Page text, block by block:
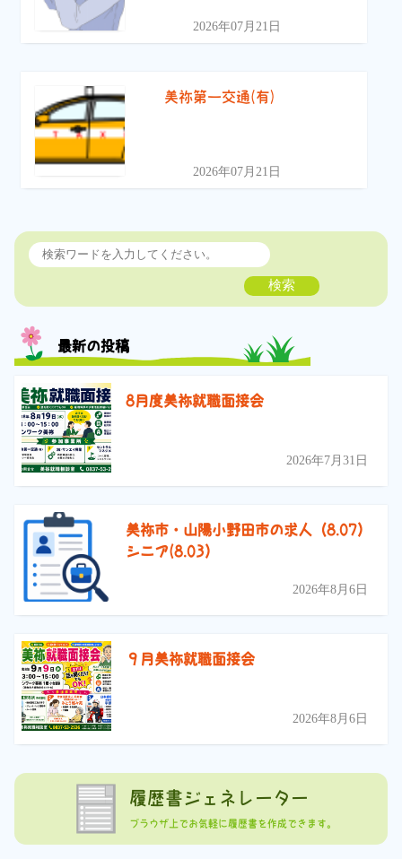
2026年07月21日
美祢第一交通(有)
2026年07月21日
検索
最新の投稿
8月度美祢就職面接会
2026年7月31日
美祢市・山陽小野田市の求人（8.07）
シニア(8.03）
2026年8月6日
９月美祢就職面接会
2026年8月6日
履歴書ジェネレーター
ブラウザ上でお気軽に履歴書を作成できます。